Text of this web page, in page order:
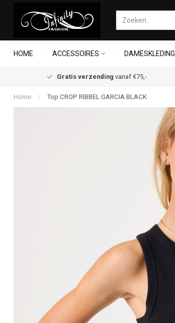
HOME ACCESSOIRES DAMESKLEDING
Gratis verzending vanaf €75,-
Home / Top CROP RIBBEL GARCIA BLACK